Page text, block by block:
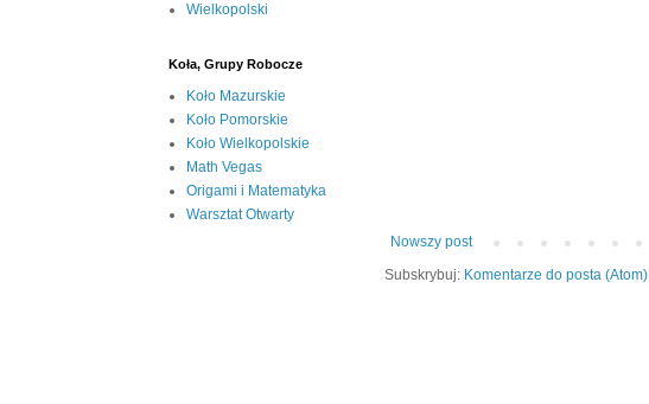
Nowszy post
Subskrybuj: Komentarze do posta (Atom)
Wielkopolski
Koła, Grupy Robocze
Koło Mazurskie
Koło Pomorskie
Koło Wielkopolskie
Math Vegas
Origami i Matematyka
Warsztat Otwarty